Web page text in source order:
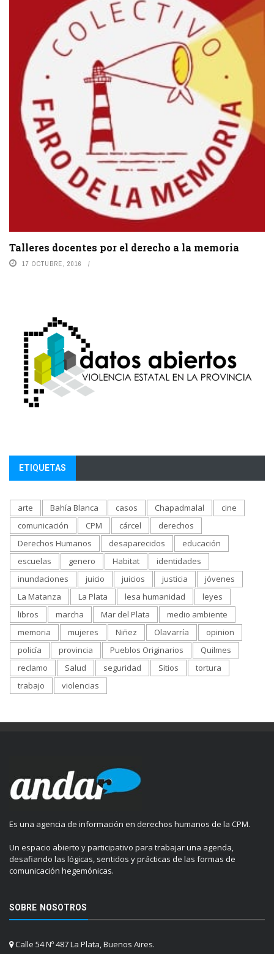
Talleres docentes por el derecho a la memoria
17 OCTUBRE, 2016
ETIQUETAS
arte Bahía Blanca casos Chapadmalal
cine
comunicación
CPM cárcel
derechos
Derechos Humanos
desaparecidos
educación
escuelas
genero Habitat
identidades
inundaciones
juicio juicios justicia
jóvenes
La Matanza
La Plata lesa humanidad
leyes
libros
marcha Mar del Plata
medio ambiente
memoria
mujeres Niñez Olavarría
opinion
policía
provincia Pueblos Originarios
Quilmes
reclamo
Salud seguridad Sitios
tortura
trabajo
violencias
Es una agencia de información en derechos humanos de la CPM.
Un espacio abierto y participativo para trabajar una agenda,
desafiando las lógicas, sentidos y prácticas de las formas de
comunicación hegemónicas.
SOBRE NOSOTROS
Calle 54 Nº 487 La Plata, Buenos Aires.